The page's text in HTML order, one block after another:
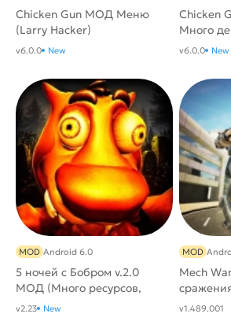
Chicken Gun МОД Меню
(Larry Hacker)
v6.0.0 New
Chicken
Много
v6.0.0 New
5 ночей с Бобром v.2.0
МОД (Много ресурсов,
бессмертие)
MOD Android 6.0
v2.23 New
Mech
открыто]
MOD
v1.489.001